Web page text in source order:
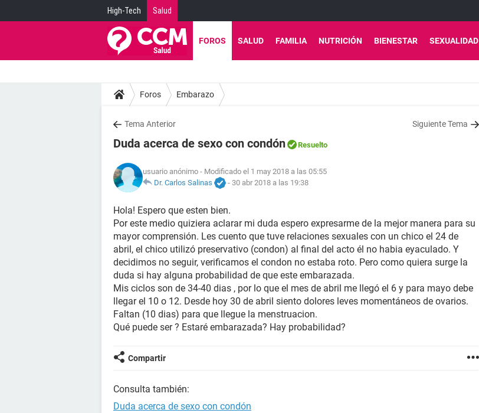
High-Tech Salud
FOROS SALUD FAMILIA NUTRICIÓN BIENESTAR SEXUALIDAD
Foros Embarazo
Tema Anterior Siguiente Tema
Duda acerca de sexo con condón Resuelto
usuario anónimo - Modificado el 1 may 2018 a las 05:55
Dr. Carlos Salinas
- 30 abr 2018 a las 19:38
Hola! Espero que esten bien.
Por este medio quiziera aclarar mi duda espero expresarme de la mejor manera para su
mayor comprensión. Les cuento que tuve relaciones sexuales con un chico el 24 de
abril, el chico utilizó preservativo (condon) al final del acto él no habia eyaculado. Y
decidimos no seguir, verificamos el condon no estaba roto. Pero como quiera surge la
duda si hay alguna probabilidad de que este embarazada.
Mis ciclos son de 34-40 dias , por lo que el mes de abril me llegó el 6 y para mayo debe
llegar el 10 o 12. Desde hoy 30 de abril siento dolores leves momentáneos de ovarios.
Faltan (10 dias) para que llegue la menstruacion.
Qué puede ser ? Estaré embarazada? Hay probabilidad?
Compartir
Consulta también:
Duda acerca de sexo con condón